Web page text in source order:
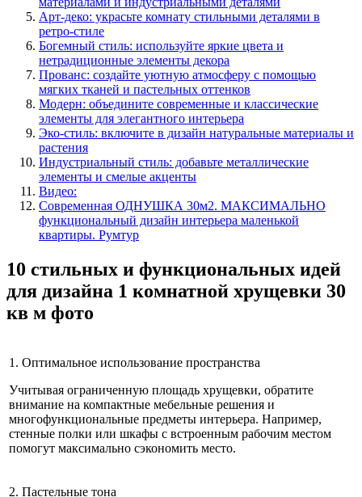
Арт-деко: украсьте комнату стильными деталями в
ретро-стиле
Богемный стиль: используйте яркие цвета и
нетрадиционные элементы декора
Прованс: создайте уютную атмосферу с помощью
мягких тканей и пастельных оттенков
Модерн: объедините современные и классические
элементы для элегантного интерьера
Эко-стиль: включите в дизайн натуральные материалы и
растения
Индустриальный стиль: добавьте металлические
элементы и смелые акценты
Видео:
Современная ОДНУШКА 30м2. МАКСИМАЛЬНО
функциональный дизайн интерьера маленькой
квартиры. Румтур
10 стильных и функциональных идей
для дизайна 1 комнатной хрущевки 30
кв м фото
1. Оптимальное использование пространства
Учитывая ограниченную площадь хрущевки, обратите
внимание на компактные мебельные решения и
многофункциональные предметы интерьера. Например,
стенные полки или шкафы с встроенным рабочим местом
помогут максимально сэкономить место.
2. Пастельные тона